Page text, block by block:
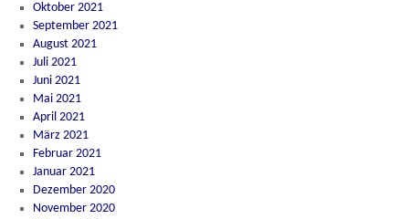
Oktober 2021
September 2021
August 2021
Juli 2021
Juni 2021
Mai 2021
April 2021
März 2021
Februar 2021
Januar 2021
Dezember 2020
November 2020